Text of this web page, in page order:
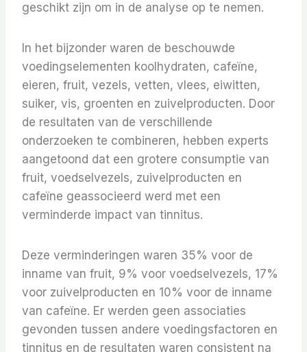
geschikt zijn om in de analyse op te nemen.
In het bijzonder waren de beschouwde
voedingselementen koolhydraten, cafeïne,
eieren, fruit, vezels, vetten, vlees, eiwitten,
suiker, vis, groenten en zuivelproducten. Door
de resultaten van de verschillende
onderzoeken te combineren, hebben experts
aangetoond dat een grotere consumptie van
fruit, voedselvezels, zuivelproducten en
cafeïne geassocieerd werd met een
verminderde impact van tinnitus.
Deze verminderingen waren 35% voor de
inname van fruit, 9% voor voedselvezels, 17%
voor zuivelproducten en 10% voor de inname
van cafeïne. Er werden geen associaties
gevonden tussen andere voedingsfactoren en
tinnitus en de resultaten waren consistent na